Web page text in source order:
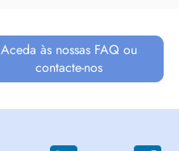
Aceda às nossas FAQ ou
contacte-nos